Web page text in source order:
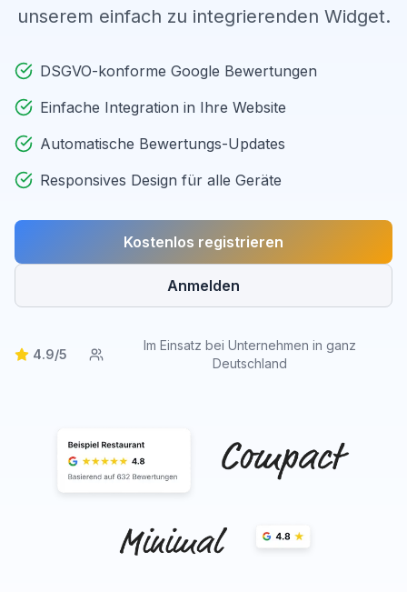
unserem einfach zu integrierenden Widget.
DSGVO-konforme Google Bewertungen
Einfache Integration in Ihre Website
Automatische Bewertungs-Updates
Responsives Design für alle Geräte
Kostenlos registrieren
Anmelden
4.9/5
Im Einsatz bei Unternehmen in ganz
Deutschland